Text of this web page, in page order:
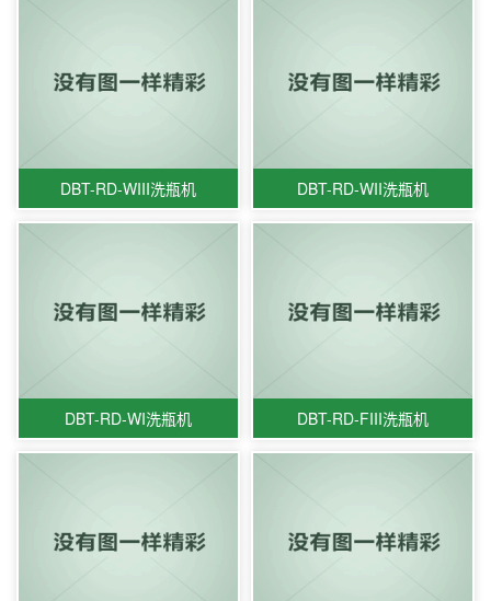
DBT-RD-WIII洗瓶机 DBT-RD-WII洗瓶机
DBT-RD-WI洗瓶机 DBT-RD-FIII洗瓶机